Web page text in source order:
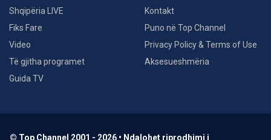
Shqipëria LIVE
Fiks Fare
Video
Të gjitha programet
Guida TV
Kontakt
Puno në Top Channel
Privacy Policy & Terms of Use
Aksesueshmëria
© Top Channel 2001 - 2026 • Ndalohet riprodhimi i